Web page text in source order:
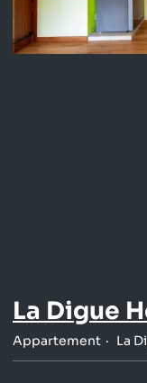
La Digue
Appartement La